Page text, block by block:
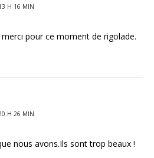
H 16 MIN
pour ce moment de rigolade.
H 26 MIN
nous avons.Ils sont trop beaux !